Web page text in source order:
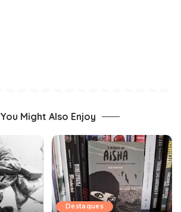
You Might Also Enjoy
Destaques